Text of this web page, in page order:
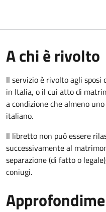
A chi è rivolto
Il servizio è rivolto agli
in Italia, o il cui atto di
a condizione che almeno
italiano.
Il libretto non può essere
successivamente al
separazione (di fatto o
coniugi.